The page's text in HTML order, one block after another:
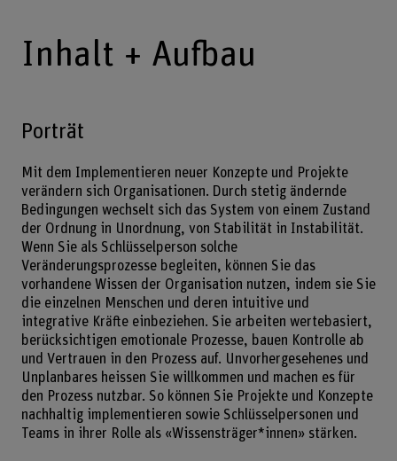
Inhalt + Aufbau
Porträt
Mit dem Implementieren neuer Konzepte und Projekte
verändern sich Organisationen. Durch stetig ändernde
Bedingungen wechselt sich das System von einem Zustand
der Ordnung in Unordnung, von Stabilität in Instabilität.
Wenn Sie als Schlüsselperson solche
Veränderungsprozesse begleiten, können Sie das
vorhandene Wissen der Organisation nutzen, indem sie Sie
die einzelnen Menschen und deren intuitive und
integrative Kräfte einbeziehen. Sie arbeiten wertebasiert,
berücksichtigen emotionale Prozesse, bauen Kontrolle ab
und Vertrauen in den Prozess auf. Unvorhergesehenes und
Unplanbares heissen Sie willkommen und machen es für
den Prozess nutzbar. So können Sie Projekte und Konzepte
nachhaltig implementieren sowie Schlüsselpersonen und
Teams in ihrer Rolle als «Wissensträger*innen» stärken.